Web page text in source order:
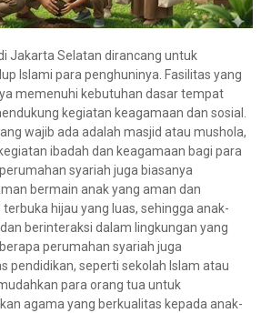
Jakarta Selatan dirancang untuk
Islami para penghuninya. Fasilitas yang
memenuhi kebutuhan dasar tempat
kegiatan keagamaan dan sosial.
wajib ada adalah masjid atau mushola,
ibadah dan keagamaan bagi para
syariah juga biasanya
bermain anak yang aman dan
hijau yang luas, sehingga anak-
berinteraksi dalam lingkungan yang
perumahan syariah juga
pendidikan, seperti sekolah Islam atau
para orang tua untuk
agama yang berkualitas kepada anak-